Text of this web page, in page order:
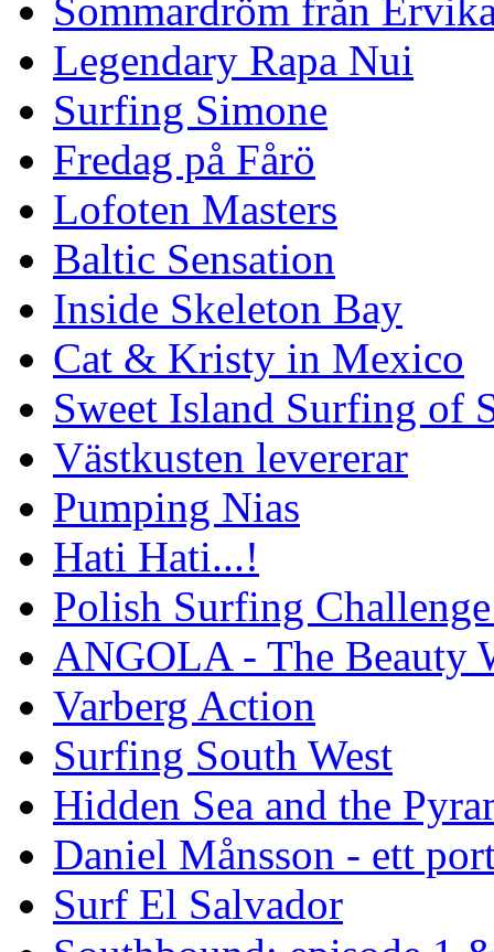
Sommardröm från
Legendary Rapa Nui
Surfing Simone
Fredag på Fårö
Lofoten Masters
Baltic Sensation
Inside Skeleton Bay
Cat & Kristy in Mexico
Sweet Island Surfing of
Västkusten levererar
Pumping Nias
Hati Hati...!
Polish Surfing
ANGOLA - The Beauty
Varberg Action
Surfing South West
Hidden Sea and the
Daniel Månsson - ett
Surf El Salvador